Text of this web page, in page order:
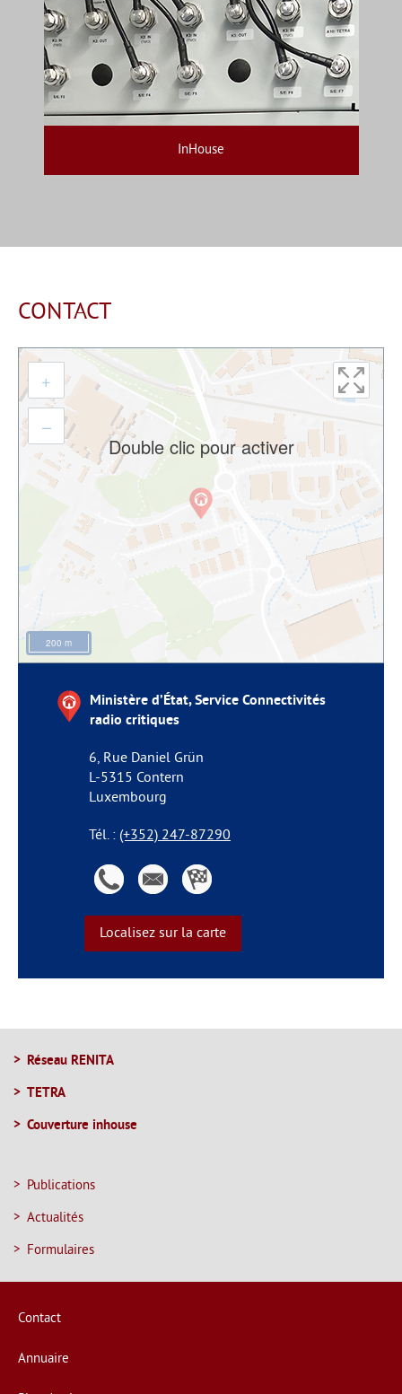
InHouse
CONTACT
Double clic pour activer
+
–
200 m
Ministère d’État, Service Connectivités
radio critiques
6, Rue Daniel Grün
L-5315 Contern
Luxembourg
Tél. : (+352) 247-87290
247-
de Ministère
Connectivités
Localisez sur la carte
MENU
DE
NAVIGATION
Réseau RENITA
TETRA
Couverture inhouse
Publications
Actualités
Formulaires
Contact
Annuaire